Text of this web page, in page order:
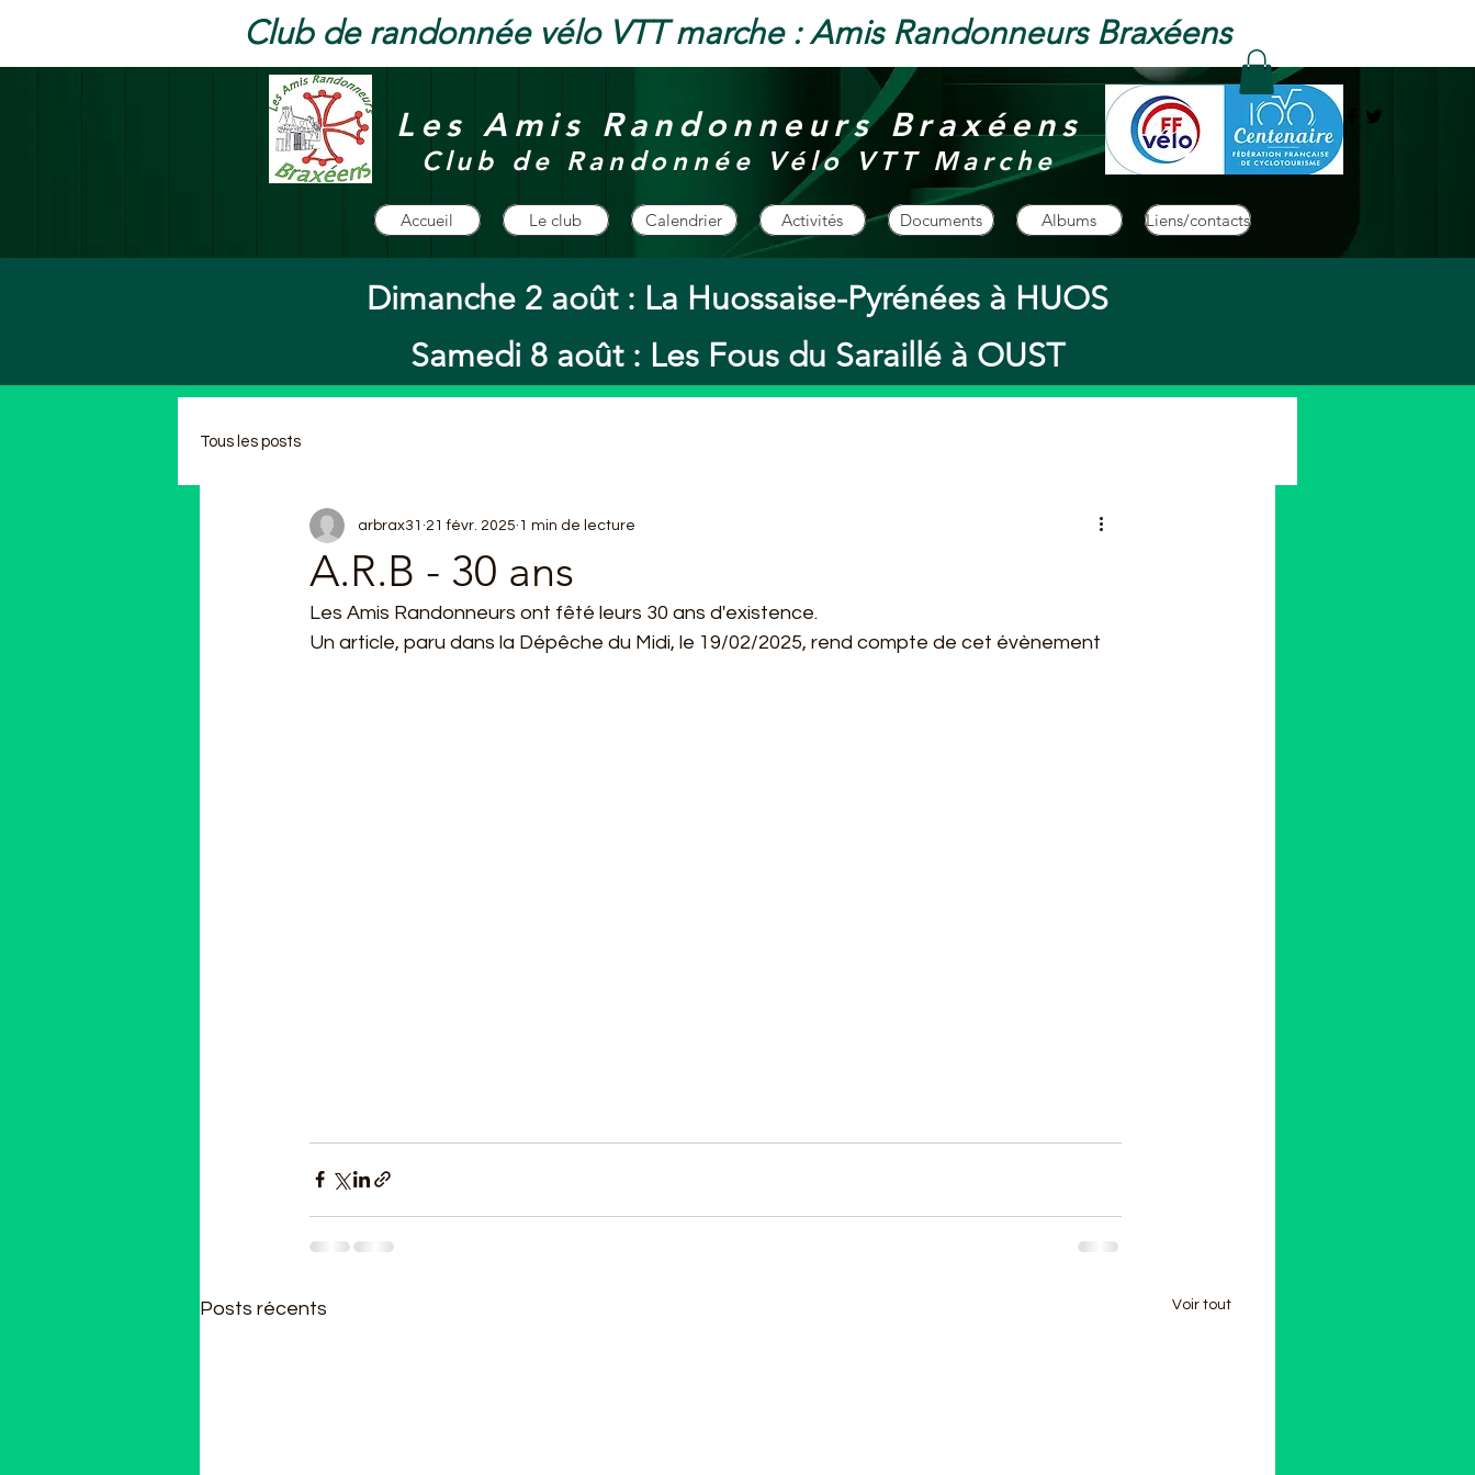
Club de randonnée vélo VTT marche : Amis Randonneurs Braxéens
Les Amis Randonneurs Braxéens
Club de Randonnée Vélo VTT Marche
Accueil Le club Calendrier Activités Documents Albums Liens/contacts
Dimanche 2 août : La Huossaise-Pyrénées à HUOS
Samedi 8 août : Les Fous du Saraillé à OUST
Tous les posts
A.R.B - 30 ans
arbrax31 21 févr. 2025 1 min de lecture
Les Amis Randonneurs ont fêté leurs 30 ans d'existence.
Un article, paru dans la Dépêche du Midi, le 19/02/2025, rend compte de cet évènement
Posts récents Voir tout